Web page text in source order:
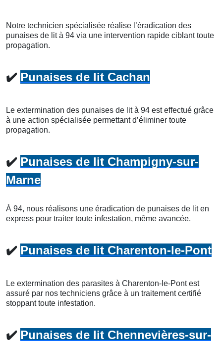
Notre technicien spécialisée réalise l’éradication des
punaises de lit à 94 via une intervention rapide ciblant toute
propagation.
✔️ Punaises de lit Cachan
Le extermination des punaises de lit à 94 est effectué grâce
à une action spécialisée permettant d’éliminer toute
propagation.
✔️ Punaises de lit Champigny-sur-
Marne
À 94, nous réalisons une éradication de punaises de lit en
express pour traiter toute infestation, même avancée.
✔️ Punaises de lit Charenton-le-Pont
Le extermination des parasites à Charenton-le-Pont est
assuré par nos techniciens grâce à un traitement certifié
stoppant toute infestation.
✔️ Punaises de lit Chennevières-sur-